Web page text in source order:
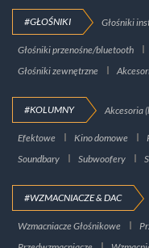
#GŁOŚNIKI Głośniki
Głośniki przenośne/bluetooth
Głośniki zewnętrzne
#KOLUMNY Akcesoria
Efektowe Kino domowe
Soundbary
Subwoofery
#WZMACNIACZE & DAC
Wzmacniacze Głośnikowe